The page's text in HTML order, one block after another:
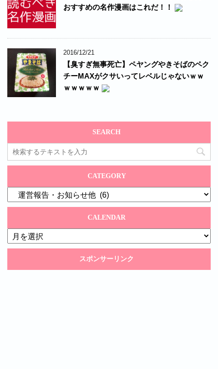
おすすめの名作漫画はこれだ！！
2016/12/21
【臭すぎ無事死亡】ペヤングやきそばのペク
チーMAXがクサいってレベルじゃないｗｗ
ｗｗｗｗｗ
SEARCH
CATEGORY
CATEGORY
CALENDAR
CALENDAR
スポンサーリンク